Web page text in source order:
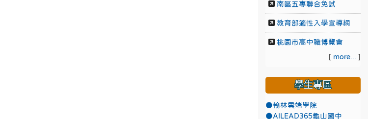
南區五專聯合免試
教育部適性入學宣導網
桃園市高中職博覽會
[ more... ]
學生專區
●翰林雲端學院
●AILEAD365龜山國中